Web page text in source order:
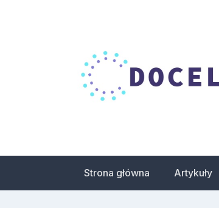
Droga do
zdrowia
Strona główna Artykuły